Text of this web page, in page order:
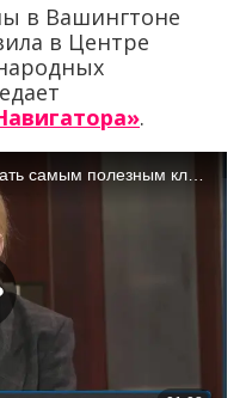
в Вашингтоне
в Центре
.